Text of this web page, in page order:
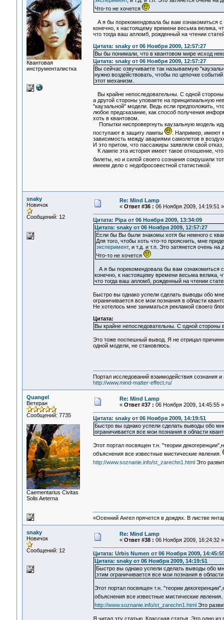
Квантовая
инструменталистка
Что-то не хочется
А я бы порекомендовала бы вам ознакомиться
конечно, к настоящему времени весьма велика,
что тогда ваш апломб, рожденный на чтении
Цитата: snaky от 06 Ноября 2009, 12:57:27
Вы бы понимали, что в квантовом мире исход
Цитата: snaky от 06 Ноября 2009, 12:57:27
Вы сейчас озвучиваете так называемую
нужно воздействовать, чтобы по цепочке
этот механизм.
Вы крайне непоследовательны. С одной
а другой стороны уповаете на принципиальную
"каузальной" модели. Ведь если предположить,
любое предсказание, как способ получения
хоть в квантовом.
Попытки ниспровергнуть каузальную модель
поступают в защиту лампы
. Например, имеют
зависимость между авариями самолетов в
И это притом, что пассажиры заявляли свой
К лампе эта история имеет такое отношение,
билеты, но и силой своего сознания сокрушили
имеем дело с недобросовестной статистикой.
snaky
Новичок
Сообщений: 12
Re: Mind Lamp
« Ответ #36 : 06 Ноября 2009, 14:19:51 »
Цитата: Pipa от 06 Ноября 2009, 13:34:09
Цитата: snaky от 06 Ноября 2009, 12:57:27
Если бы Вы были знакомы хотя бы немного с
Для того, чтобы хоть что-то прояснить, мне
эксперимент, и т.д. и т.п. Это затянется очень на
Что-то не хочется
А я бы порекомендовала бы вам ознакомиться
конечно, к настоящему времени весьма велика,
что тогда ваш апломб, рожденный на чтении
Быстро вы однако успели сделать выводы обо
ограничивается все мои познания в области
Не хотелось мне заниматься рекламой своего
Цитата:
Вы крайне непоследовательны. С одной
Это тоже поспешный вывод. Я не отрицал
одной модели, не становлюсь.
Портал исследований взаимодействия сознания и
http://www.mind-matter-effect.ru/
Quangel
Ветеран
Сообщений: 7735
Сaementarius Civitas
Solis Aeterna
Re: Mind Lamp
« Ответ #37 : 06 Ноября 2009, 14:45:55 »
Цитата: snaky от 06 Ноября 2009, 14:19:51
Быстро вы однако успели сделать выводы обо
ограничивается все мои познания в области
Этот портал посвящен т.н. "теории
объяснения все известные мистические явления.
http://www.soznanie.info/st_zarechn1.html Это
«Осенний Ангел прячется в дождях. В листве
snaky
Новичок
Сообщений: 12
Re: Mind Lamp
« Ответ #38 : 06 Ноября 2009, 16:24:32 »
Цитата: Urbis Numen от 06 Ноября 2009,
Цитата: snaky от 06 Ноября 2009, 14:19:51
Быстро вы однако успели сделать выводы обо
этим ограничивается все мои познания в
Этот портал посвящен т.н. "теории
объяснения все известные мистические явления.
http://www.soznanie.info/st_zarechn1.html Это
Я читал эту статью. Классная статья. Это одно